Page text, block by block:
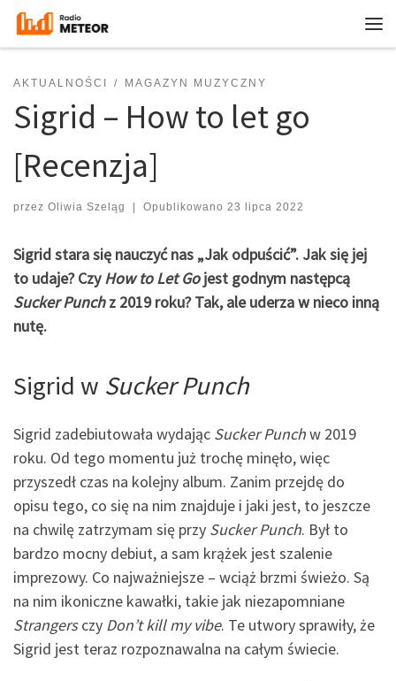
Przejdź do treści
AKTUALNOŚCI MAGAZYN MUZYCZNY
Sigrid – How to let go
[Recenzja]
przez Oliwia Szeląg Opublikowano 23 lipca 2022
Sigrid stara się nauczyć nas „Jak odpuścić”. Jak się jej
to udaje? CzyHow to Let Gojest godnym następcą
Sucker Punchz 2019 roku? Tak, ale uderza w nieco inną
nutę.
Sigrid w Sucker Punch
Sigrid zadebiutowała wydając Sucker Punchw 2019
roku. Od tego momentu już trochę minęło, więc
przyszedł czas na kolejny album. Zanim przejdę do
opisu tego, co się na nim znajduje i jaki jest, to jeszcze
na chwilę zatrzymam się przy Sucker Punch. Był to
bardzo mocny debiut, a sam krążek jest szalenie
imprezowy. Co najważniejsze – wciąż brzmi świeżo. Są
na nim ikoniczne kawałki, takie jak niezapomniane
Strangersczy Don’t kill my vibe. Te utwory sprawiły, że
Sigrid jest teraz rozpoznawalna na całym świecie.